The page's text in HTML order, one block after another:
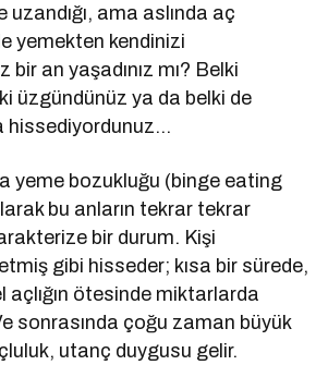
uzandığı, ama aslında aç
yemekten kendinizi
bir an yaşadınız mı? Belki
üzgündünüz ya da belki de
hissediyordunuz…
yeme bozukluğu (binge eating
bu anların tekrar tekrar
bir durum. Kişi
gibi hisseder; kısa bir sürede,
açlığın ötesinde miktarlarda
sonrasında çoğu zaman büyük
utanç duygusu gelir.